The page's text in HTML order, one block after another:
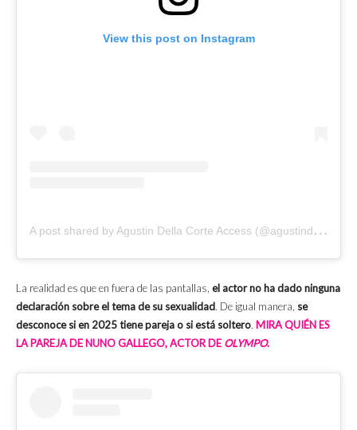
View this post on Instagram
A
post shared by Agustin Della Corte Access (@agustindellacorteaccess)
La realidad es que en fuera de las pantallas, el actor no ha dado ninguna
declaración sobre el tema de su sexualidad. De igual manera, se
desconoce si en 2025 tiene pareja o si está soltero. MIRA QUIÉN ES
LA PAREJA DE NUNO GALLEGO, ACTOR DE OLYMPO.